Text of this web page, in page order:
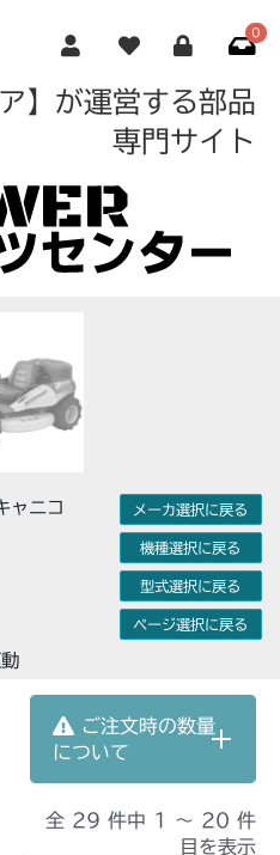
0
】が運営する部品
専門サイト
ャニコ
メーカ選択に戻る
機種選択に戻る
型式選択に戻る
ページ選択に戻る
ご注文時の数量
について
全 29 件中 1 〜 20 件
目を表示